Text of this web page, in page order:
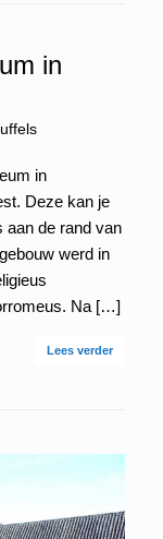
in
in
Deze kan je
aan de rand van
werd in
Na […]
Lees verder